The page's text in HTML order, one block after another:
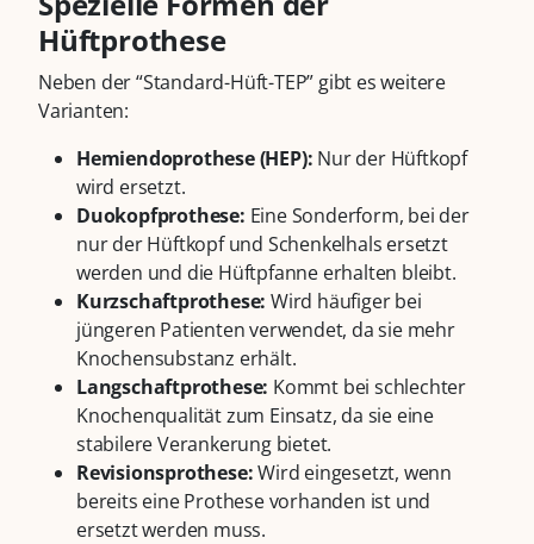
Hüftprothese
Neben der “Standard-Hüft-TEP” gibt es weitere
Varianten:
Hemiendoprothese (HEP): Nur der Hüftkopf
wird ersetzt.
Duokopfprothese: Eine Sonderform, bei der
nur der Hüftkopf und Schenkelhals ersetzt
werden und die Hüftpfanne erhalten bleibt.
Kurzschaftprothese: Wird häufiger bei
jüngeren Patienten verwendet, da sie mehr
Knochensubstanz erhält.
Langschaftprothese: Kommt bei schlechter
Knochenqualität zum Einsatz, da sie eine
stabilere Verankerung bietet.
Revisionsprothese:Wird eingesetzt, wenn
bereits eine Prothese vorhanden ist und
ersetzt werden muss.